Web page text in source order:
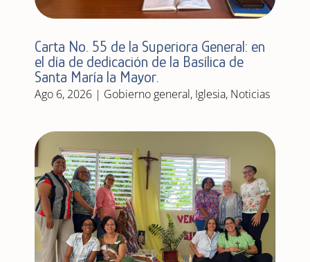
Carta No. 55 de la Superiora General: en
el día de dedicación de la Basílica de
Santa María la Mayor.
Ago 6, 2026| Gobierno general, Iglesia, Noticias